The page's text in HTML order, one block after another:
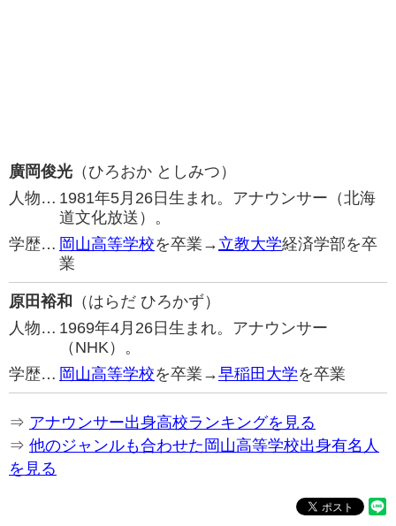
廣岡俊光 （ひろおか としみつ）
人物… 1981年5月26日生まれ。アナウンサー（北海
道文化放送）。
学歴… 岡山高等学校を卒業→ 立教大学経済学部を卒
業
原田裕和
（はらだ ひろかず）
人物… 1969年4月26日生まれ。アナウンサー
（NHK）。
学歴… 岡山高等学校を卒業→早稲田大学を卒業
⇒ アナウンサー出身高校ランキングを見る
⇒ 他のジャンルも合わせた岡山高等学校出身有名人
を見る